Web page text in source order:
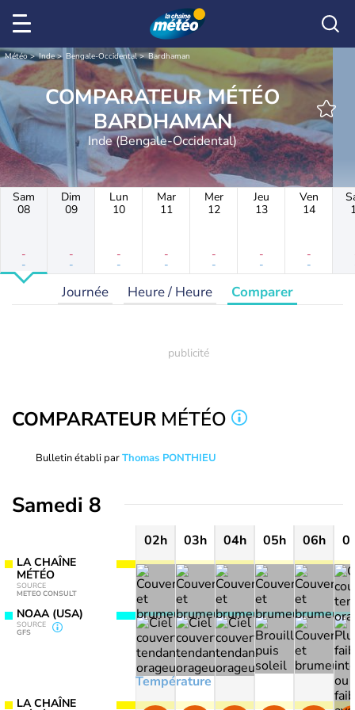
Météo Inde Bengale-Occidental Bardhaman
COMPARATEUR MÉTÉO
BARDHAMAN
Inde (Bengale-Occidental)
Sam
08
-
-
Dim
09
-
-
Lun
10
-
-
Mar
11
-
-
Mer
12
-
-
Jeu
13
-
-
Ven
14
-
-
Journée Heure / Heure Comparer
COMPARATEUR MÉTÉO
Bulletin établi parThomas PONTHIEU
Samedi 8
LA CHAÎNE
MÉTÉO
SOURCE
METEO CONSULT
NOAA (USA)
SOURCE
GFS
LA CHAÎNE
02h 03h 04h 05h 06h
Température